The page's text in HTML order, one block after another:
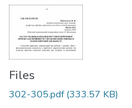
Files
302-305.pdf(333.57 KB)